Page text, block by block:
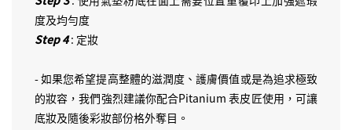
度及均勻度
Step 4: 定妝
- 如果您希望提高整體的滋潤度、護膚價值或是為追求極致
的妝容，我們強烈建議你配合Pitanium 表皮匠使用，可讓
底妝及隨後彩妝部份格外奪目。